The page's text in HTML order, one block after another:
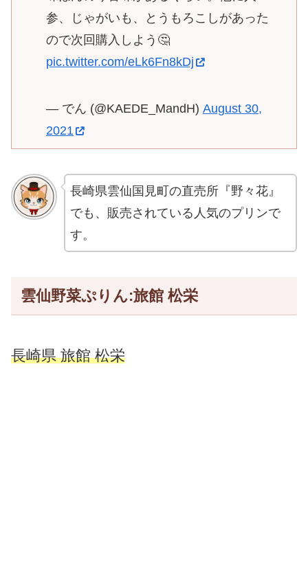
参、じゃがいも、とうもろこしがあった
ので次回購入しよう🤔
pic.twitter.com/eLk6Fn8kDj
— でん (@KAEDE_MandH) August 30,
2021
長崎県雲仙国見町の直売所『野々花』
でも、販売されている人気のプリンで
す。
雲仙野菜ぷりん:旅館 松栄
長崎県 旅館 松栄